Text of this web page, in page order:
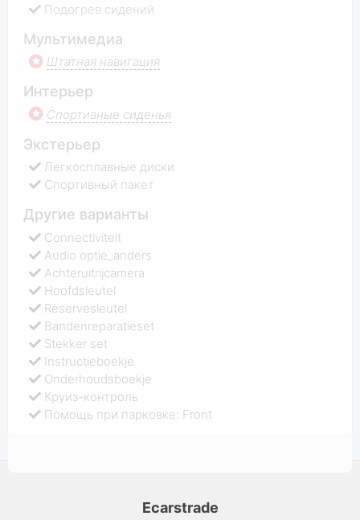
Подогрев сидений
Мультимедиа
Штатная навигация
Интерьер
Спортивные сиденья
Экстерьер
Легкосплавные диски
Спортивный пакет
Другие варианты
Connectiviteit
Audio optie_anders
Achteruitrijcamera
Hoofdsleutel
Reservesleutel
Bandenreparatieset
Stekker set
Instructieboekje
Onderhoudsboekje
Круиз-контроль
Помощь при парковке: Front
Ecarstrade